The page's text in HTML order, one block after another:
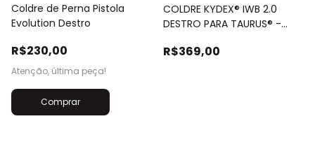
Coldre de Perna Pistola
Evolution Destro
R$230,00
Atenção, última peça!
COLDRE KYDEX® IWB 2.0
DESTRO PARA TAURUS® -
R$369,00